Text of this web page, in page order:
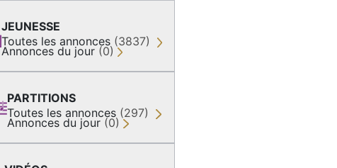
JEUNESSE
Toutes les annonces (3837)
Annonces du jour (0)
PARTITIONS
Toutes les annonces (297)
Annonces du jour (0)